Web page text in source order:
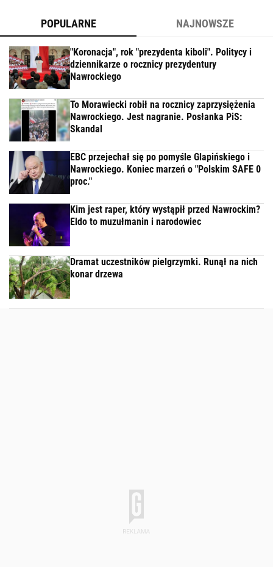
POPULARNE NAJNOWSZE
"Koronacja", rok "prezydenta kiboli". Politycy i
dziennikarze o rocznicy prezydentury
Nawrockiego
To Morawiecki robił na rocznicy zaprzysiężenia
Nawrockiego. Jest nagranie. Posłanka PiS:
Skandal
EBC przejechał się po pomyśle Glapińskiego i
Nawrockiego. Koniec marzeń o "Polskim SAFE 0
proc."
Kim jest raper, który wystąpił przed Nawrockim?
Eldo to muzułmanin i narodowiec
Dramat uczestników pielgrzymki. Runął na nich
konar drzewa